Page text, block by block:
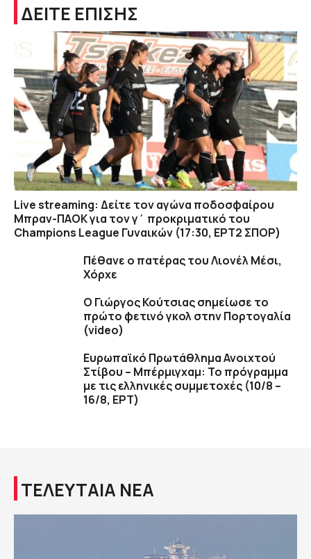
ΔΕΙΤΕ ΕΠΙΣΗΣ
Live streaming: Δείτε τον αγώνα ποδοσφαίρου
Μπραν-ΠΑΟΚ για τον γ΄ προκριματικό του
Champions League Γυναικών (17:30, ΕΡΤ2 ΣΠΟΡ)
Πέθανε ο πατέρας του Λιονέλ Μέσι,
Χόρχε
Ο Γιώργος Κούτσιας σημείωσε το
πρώτο φετινό γκολ στην Πορτογαλία
(video)
Ευρωπαϊκό Πρωτάθλημα Ανοιχτού
Στίβου – Μπέρμιγχαμ: Το πρόγραμμα
με τις ελληνικές συμμετοχές (10/8 –
16/8, ΕΡΤ)
ΤΕΛΕΥΤΑΙΑ ΝΕΑ